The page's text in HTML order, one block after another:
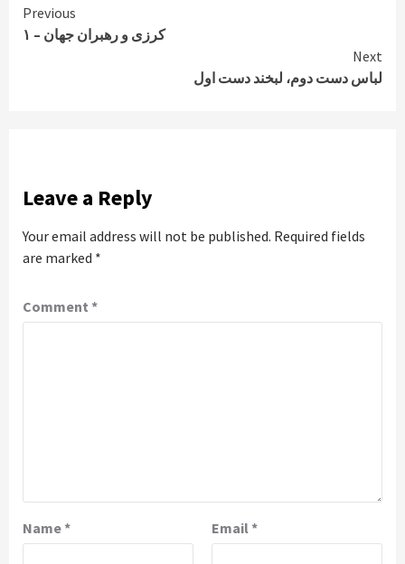
Continue
Reading
Previous
کرزی و رهبران جهان – ۱
Next
لباس دست دوم، لبخند دست اول
Leave a Reply
Your email address will not be published. Required fields
are marked *
Comment *
Name* Email*